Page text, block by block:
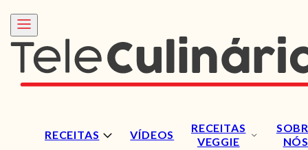
RECEITAS VÍDEOS
RECEITAS
VEGGIE
NÓS